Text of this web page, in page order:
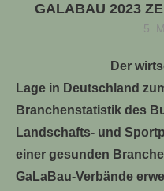
GALABAU 2023
5.
Der
Lage in Deutschland
Branchenstatistik des
Landschafts- und
einer gesunden
GaLaBau-Verbände